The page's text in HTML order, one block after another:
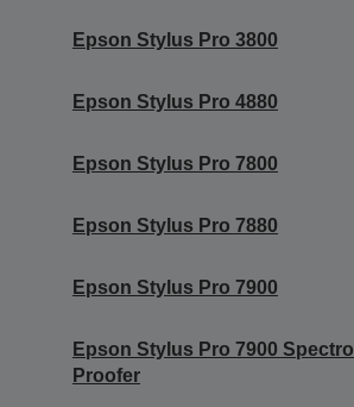
Epson Stylus Pro 3800
Epson Stylus Pro 4880
Epson Stylus Pro 7800
Epson Stylus Pro 7880
Epson Stylus Pro 7900
Epson Stylus Pro 7900 Spectro
Proofer